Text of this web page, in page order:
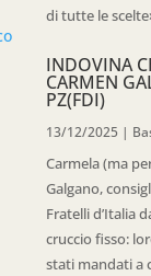
di tutte le
INDOVINA
CARMEN
PZ(FDI)
13/12/2025 |
Carmela (ma
Galgano,
Fratelli d’Italia
cruccio fisso:
stati mandati a